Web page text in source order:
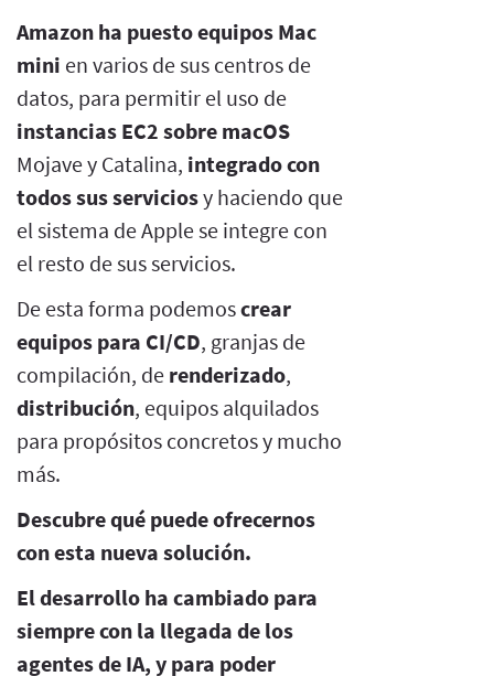
Amazon ha puesto equipos Mac
mini en varios de sus centros de
datos, para permitir el uso de
instancias EC2 sobre macOS
Mojave y Catalina, integrado con
todos sus serviciosy haciendo que
el sistema de Apple se integre con
el resto de sus servicios.
De esta forma podemoscrear
equipos para CI/CD, granjas de
compilación, de renderizado,
distribución, equipos alquilados
para propósitos concretos y mucho
más.
Descubre qué puede ofrecernos
con esta nueva solución.
El desarrollo ha cambiado para
siempre con la llegada de los
agentes de IA, y para poder